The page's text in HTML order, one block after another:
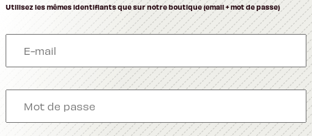
Utilisez les mêmes identifiants que sur notre boutique (email + mot de passe)